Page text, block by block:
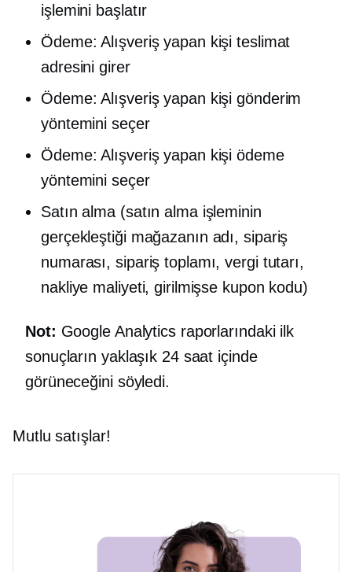
işlemini başlatır
Ödeme: Alışveriş yapan kişi teslimat
adresini girer
Ödeme: Alışveriş yapan kişi gönderim
yöntemini seçer
Ödeme: Alışveriş yapan kişi ödeme
yöntemini seçer
Satın alma (satın alma işleminin
gerçekleştiği mağazanın adı, sipariş
numarası, sipariş toplamı, vergi tutarı,
nakliye maliyeti, girilmişse kupon kodu)
Not: Google Analytics raporlarındaki ilk
sonuçların yaklaşık 24 saat içinde
görüneceğini söyledi.
Mutlu satışlar!